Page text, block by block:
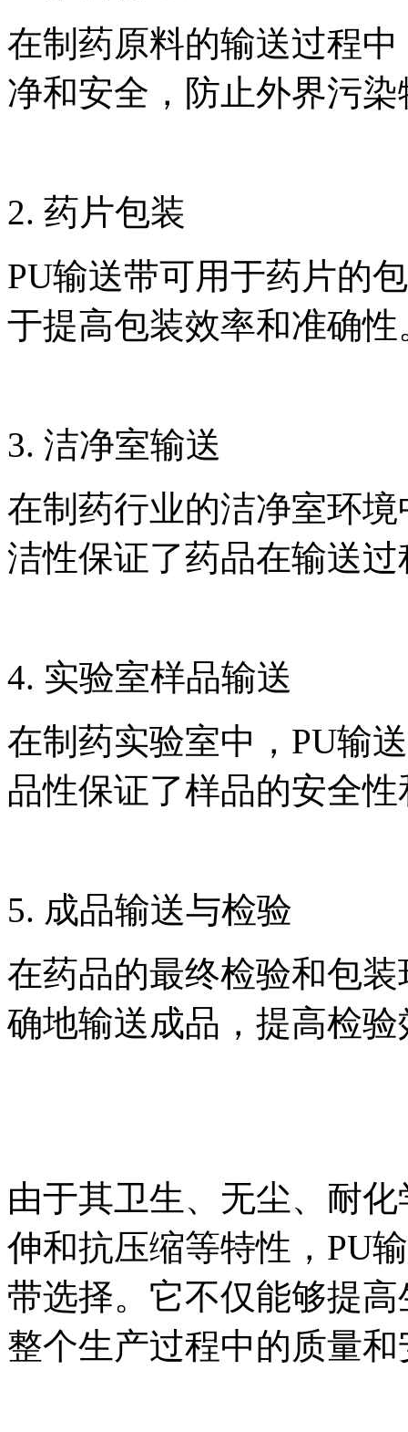
在制药原料的输送过程
净和安全，防止外界污
2. 药片包装
PU输送带可用于药片的
于提高包装效率和准确性
3. 洁净室输送
在制药行业的洁净室环
洁性保证了药品在输送
4. 实验室样品输送
在制药实验室中，PU输
品性保证了样品的安全
5. 成品输送与检验
在药品的最终检验和包
确地输送成品，提高检验
由于其卫生、无尘、耐
伸和抗压缩等特性，PU
带选择。它不仅能够提
整个生产过程中的质量和